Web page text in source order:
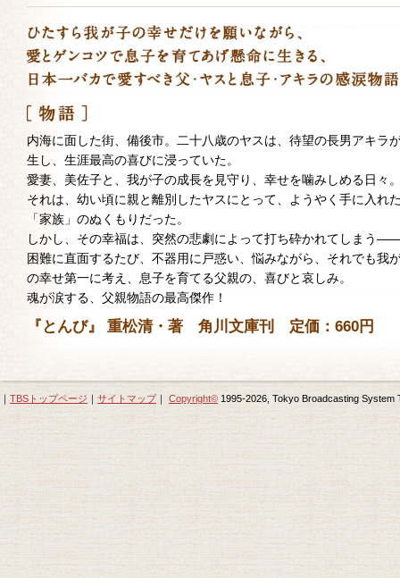
内海に面した街、備後市。二十八歳のヤスは、待望の長男アキラ
生し、生涯最高の喜びに浸っていた。
愛妻、美佐子と、我が子の成長を見守り、幸せを噛みしめる日々
それは、幼い頃に親と離別したヤスにとって、ようやく手に入れ
「家族」のぬくもりだった。
しかし、その幸福は、突然の悲劇によって打ち砕かれてしまう
困難に直面するたび、不器用に戸惑い、悩みながら、それでも我
の幸せ第一に考え、息子を育てる父親の、喜びと哀しみ。
魂が涙する、父親物語の最高傑作！
『とんび』 重松清・著 角川文庫刊 定価：660円
｜ TBSトップページ ｜サイトマップ｜ Copyright© 1995-2026, Tokyo Broadcasting System